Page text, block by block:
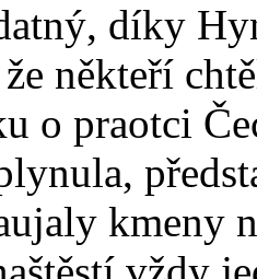
díky
někteří
o praotci
kmeny